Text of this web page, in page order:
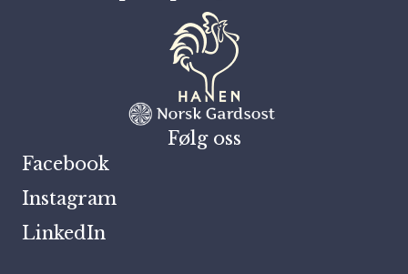
Følg oss
Facebook
Instagram
LinkedIn